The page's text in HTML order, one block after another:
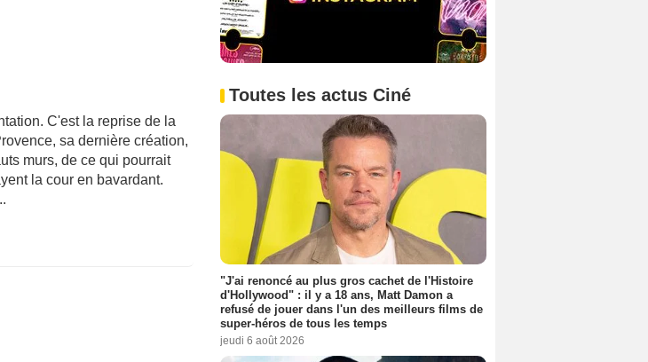
C'est la reprise de la
sa dernière création,
murs, de ce qui pourrait
la cour en bavardant.
Toutes les actus Ciné
"J'ai renoncé au plus gros cachet de l'Histoire
d'Hollywood" : il y a 18 ans, Matt Damon a
refusé de jouer dans l'un des meilleurs films de
super-héros de tous les temps
jeudi 6 août 2026